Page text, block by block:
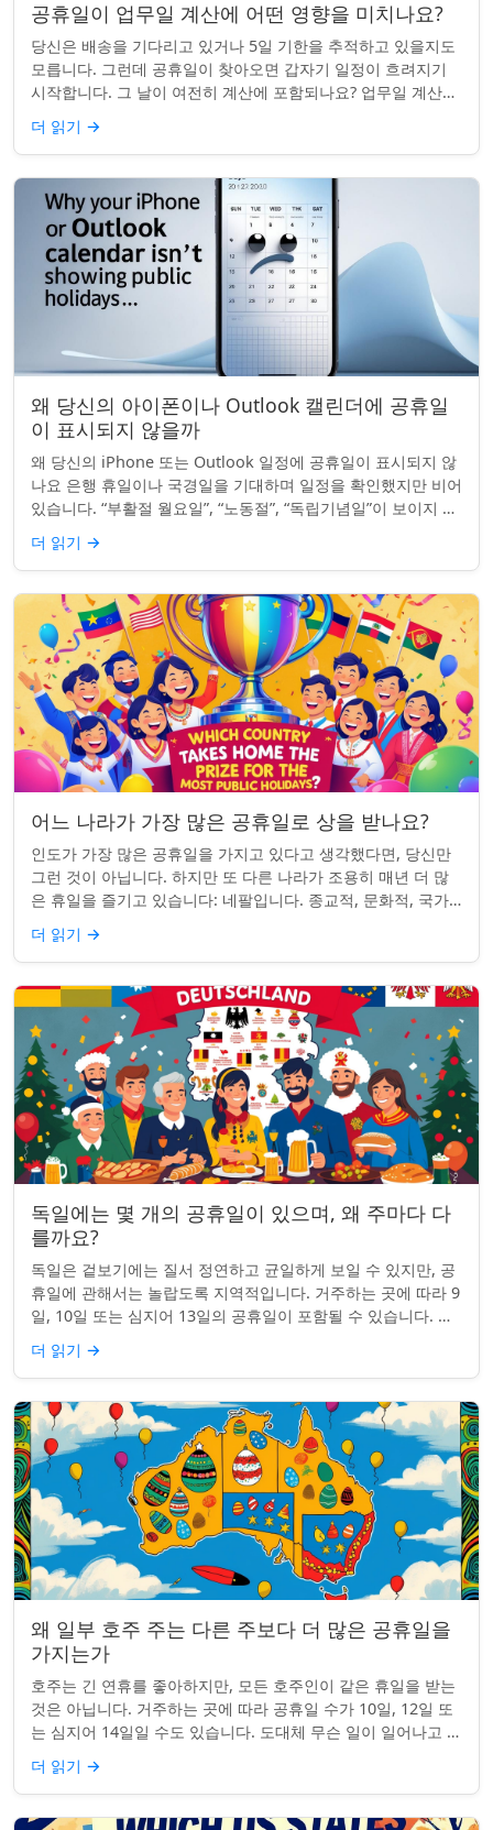
공휴일이 업무일 계산에 어떤 영향을 미치나요?
당신은 배송을 기다리고 있거나 5일 기한을 추적하고 있을지도
모릅니다. 그런데 공휴일이 찾아오면 갑자기 일정이 흐려지기
시작합니다. 그 날이 여전히 계산에 포함되나요? 업무일 계산을
할 때 공휴일은 생각보다 더 중요...
더 읽기 →
왜 당신의 아이폰이나 Outlook 캘린더에 공휴일
이 표시되지 않을까
왜 당신의 iPhone 또는 Outlook 일정에 공휴일이 표시되지 않
나요 은행 휴일이나 국경일을 기대하며 일정을 확인했지만 비어
있습니다. “부활절 월요일”, “노동절”, “독립기념일”이 보이지 않
네요. iPhon...
더 읽기 →
어느 나라가 가장 많은 공휴일로 상을 받나요?
인도가 가장 많은 공휴일을 가지고 있다고 생각했다면, 당신만
그런 것이 아닙니다. 하지만 또 다른 나라가 조용히 매년 더 많
은 휴일을 즐기고 있습니다: 네팔입니다. 종교적, 문화적, 국가
적 기념일이 혼합된 네팔은 현...
더 읽기 →
독일에는 몇 개의 공휴일이 있으며, 왜 주마다 다
를까요?
독일은 겉보기에는 질서 정연하고 균일하게 보일 수 있지만, 공
휴일에 관해서는 놀랍도록 지역적입니다. 거주하는 곳에 따라 9
일, 10일 또는 심지어 13일의 공휴일이 포함될 수 있습니다. 왜
그런 걸까요? 간단한 통찰...
더 읽기 →
왜 일부 호주 주는 다른 주보다 더 많은 공휴일을
가지는가
호주는 긴 연휴를 좋아하지만, 모든 호주인이 같은 휴일을 받는
것은 아닙니다. 거주하는 곳에 따라 공휴일 수가 10일, 12일 또
는 심지어 14일일 수도 있습니다. 도대체 무슨 일이 일어나고 있
는 걸까요? 왜 일부 ...
더 읽기 →